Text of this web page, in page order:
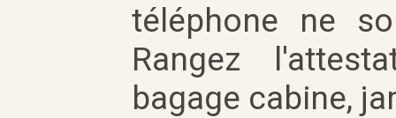
téléphone ne
Rangez
bagage cabine,